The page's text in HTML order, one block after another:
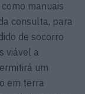
manuais
consulta, para
de socorro
viável a
um
em terra